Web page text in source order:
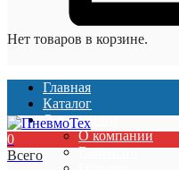
Нет товаров в корзине.
Главная
Каталог
О компании
О компании
Вакансии
0
Всего